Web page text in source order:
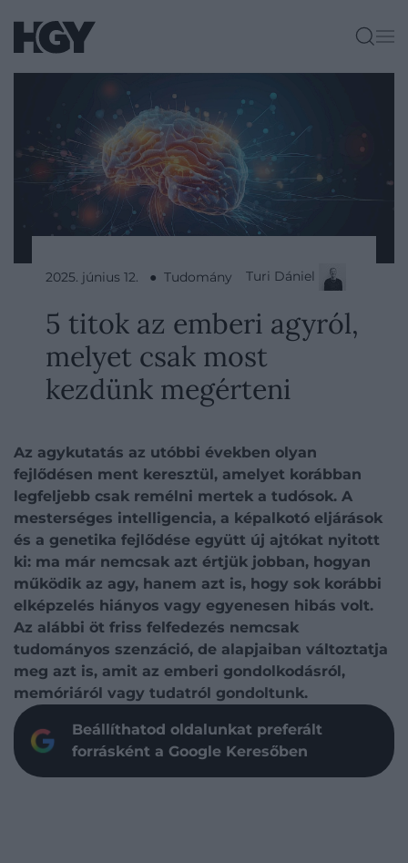
2025. június 12. ● Tudomány Turi Dániel
5 titok az emberi agyról,
melyet csak most
kezdünk megérteni
Az agykutatás az utóbbi években olyan
fejlődésen ment keresztül, amelyet korábban
legfeljebb csak remélni mertek a tudósok. A
mesterséges intelligencia, a képalkotó eljárások
és a genetika fejlődése együtt új ajtókat nyitott
ki: ma már nemcsak azt értjük jobban, hogyan
működik az agy, hanem azt is, hogy sok korábbi
elképzelés hiányos vagy egyenesen hibás volt.
Az alábbi öt friss felfedezés nemcsak
tudományos szenzáció, de alapjaiban változtatja
meg azt is, amit az emberi gondolkodásról,
memóriáról vagy tudatról gondoltunk.
Beállíthatod oldalunkat preferált
forrásként a Google Keresőben